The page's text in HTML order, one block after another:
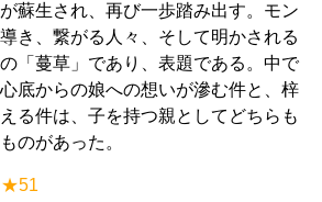
蘇生され、再び一歩踏み出す。モン
き、繋がる人々、そして明かされる
「蔓草」であり、表題である。中で
底からの娘への想いが滲む件と、梓
る件は、子を持つ親としてどちらも
のがあった。
★51